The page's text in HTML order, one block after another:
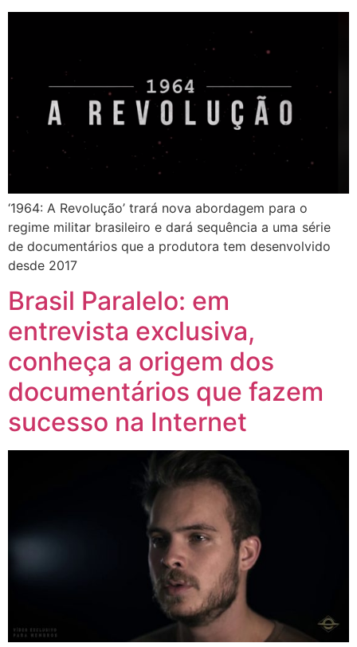
‘1964: A Revolução’ trará nova abordagem para o
regime militar brasileiro e dará sequência a uma série
de documentários que a produtora tem desenvolvido
desde 2017
Brasil Paralelo: em
entrevista exclusiva,
conheça a origem dos
documentários que fazem
sucesso na Internet